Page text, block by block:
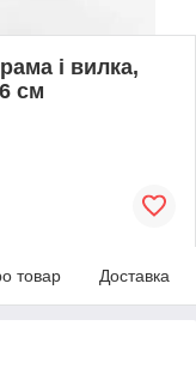
і вилка,
см
товар Доставка